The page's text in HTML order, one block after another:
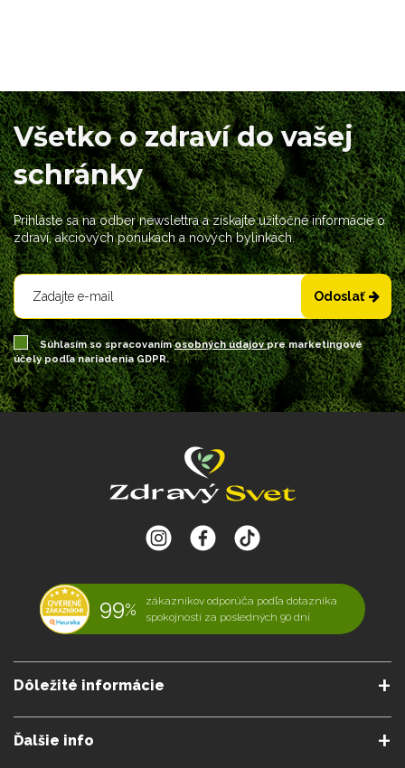
Všetko o zdraví do vašej
schránky
Prihláste sa na odber newslettra a získajte užitočné informácie o
zdraví, akciových ponukách a nových bylinkách.
Odoslať
Súhlasím so spracovanímosobných údajovpre marketingové
účely podľa nariadenia GDPR.
99%
zákazníkov odporúča podľa dotazníka
spokojnosti za posledných 90 dní
Dôležité informácie
Ďalšie info